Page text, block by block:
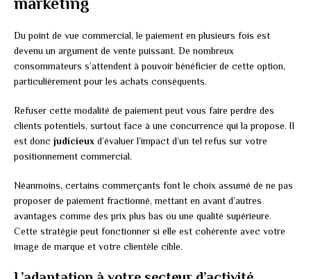
Du point de vue commercial, le paiement en plusieurs fois est
devenu un argument de vente puissant. De nombreux
consommateurs s’attendent à pouvoir bénéficier de cette option,
particulièrement pour les achats conséquents.
Refuser cette modalité de paiement peut vous faire perdre des
clients potentiels, surtout face à une concurrence qui la propose. Il
est donc judicieux d’évaluer l’impact d’un tel refus sur votre
positionnement commercial.
Néanmoins, certains commerçants font le choix assumé de ne pas
proposer de paiement fractionné, mettant en avant d’autres
avantages comme des prix plus bas ou une qualité supérieure.
Cette stratégie peut fonctionner si elle est cohérente avec votre
image de marque et votre clientèle cible.